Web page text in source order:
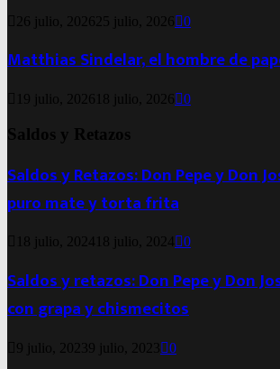
26 julio, 2026 25 julio, 2026 0
Matthias Sindelar, el hombre de
19 julio, 2026 18 julio, 2026 0
Saldos y Retazos
Saldos y Retazos: Don Pepe y Don
puro mate y torta frita
18 julio, 2024 18 julio, 2024 0
Saldos y retazos: Don Pepe y Don
con grapa y chismecitos
9 julio, 20239 julio, 2023 0